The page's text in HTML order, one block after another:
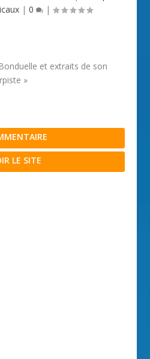
| 0 |
et extraits de son
»
LE SITE